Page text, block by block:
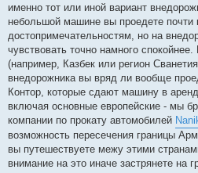
именно тот или иной вариант
небольшой машине вы проедете почти
достопримечательностям, но на
чувствовать точно намного
(например, Казбек или регион
внедорожника вы вряд ли вообще
Контор, которые сдают машину в
включая основные европейские - мы
компании по прокату автомобилей
возможность пересечения границы
вы путешествуете межу этими
внимание на это иначе застрянете на